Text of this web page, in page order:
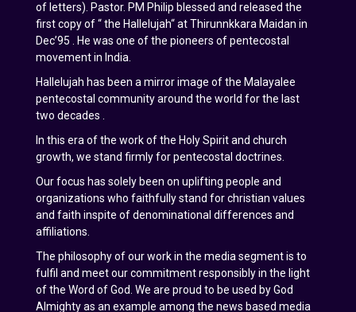
of letters). Pastor. PM Philip blessed and released the
first copy of “ the Hallelujah“ at Thirunnkkara Maidan in
Dec’95 . He was one of the pioneers of pentecostal
movement in India.
Hallelujah has been a mirror image of the Malayalee
pentecostal community around the world for the last
two decades .
In this era of the work of the Holy Spirit and church
growth, we stand firmly for pentecostal doctrines.
Our focus has solely been on uplifting people and
organizations who faithfully stand for christian values
and faith inspite of denominational differences and
affiliations.
The philosophy of our work in the media segment is to
fulfil and meet our commitment responsibly in the light
of the Word of God. We are proud to be used by God
Almighty as an example among the news based media